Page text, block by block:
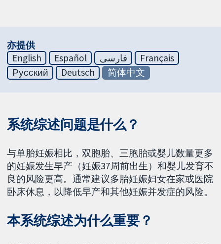
亦提供
English
Español فارسی
Français
Русский
Deutsch 简体中文
系统综述问题是什么？
与单胎妊娠相比，双胞胎、三胞胎或婴儿数量更多
的妊娠发生早产（妊娠37周前出生）和婴儿发育不
良的风险更高。通常建议多胎妊娠妇女在家或医院
卧床休息，以降低早产和其他妊娠并发症的风险。
本系统综述为什么重要？